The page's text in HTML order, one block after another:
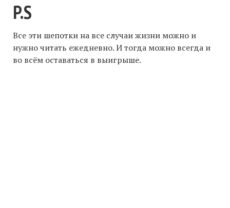
P.S
Все эти шепотки на все случаи жизни можно и
нужно читать ежедневно. И тогда можно всегда и
во всём оставаться в выигрыше.